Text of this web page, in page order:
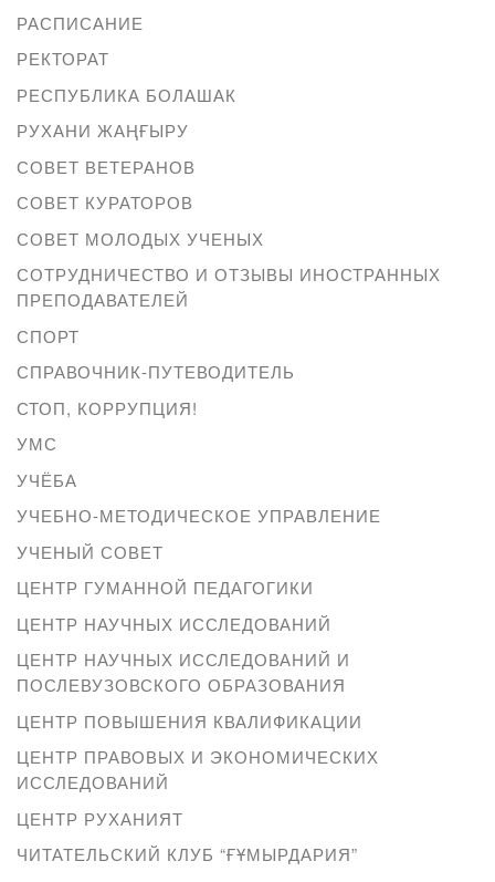
РАСПИСАНИЕ
РЕКТОРАТ
РЕСПУБЛИКА БОЛАШАК
РУХАНИ ЖАҢҒЫРУ
СОВЕТ ВЕТЕРАНОВ
СОВЕТ КУРАТОРОВ
СОВЕТ МОЛОДЫХ УЧЕНЫХ
СОТРУДНИЧЕСТВО И ОТЗЫВЫ ИНОСТРАННЫХ
ПРЕПОДАВАТЕЛЕЙ
СПОРТ
СПРАВОЧНИК-ПУТЕВОДИТЕЛЬ
СТОП, КОРРУПЦИЯ!
УМС
УЧЁБА
УЧЕБНО-МЕТОДИЧЕСКОЕ УПРАВЛЕНИЕ
УЧЕНЫЙ СОВЕТ
ЦЕНТР ГУМАННОЙ ПЕДАГОГИКИ
ЦЕНТР НАУЧНЫХ ИССЛЕДОВАНИЙ
ЦЕНТР НАУЧНЫХ ИССЛЕДОВАНИЙ И
ПОСЛЕВУЗОВСКОГО ОБРАЗОВАНИЯ
ЦЕНТР ПОВЫШЕНИЯ КВАЛИФИКАЦИИ
ЦЕНТР ПРАВОВЫХ И ЭКОНОМИЧЕСКИХ
ИССЛЕДОВАНИЙ
ЦЕНТР РУХАНИЯТ
ЧИТАТЕЛЬСКИЙ КЛУБ “ҒҰМЫРДАРИЯ”